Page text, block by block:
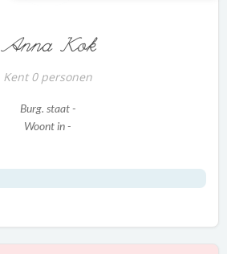
Anna Kok
Kent 0 personen
Burg. staat -
Woont in -